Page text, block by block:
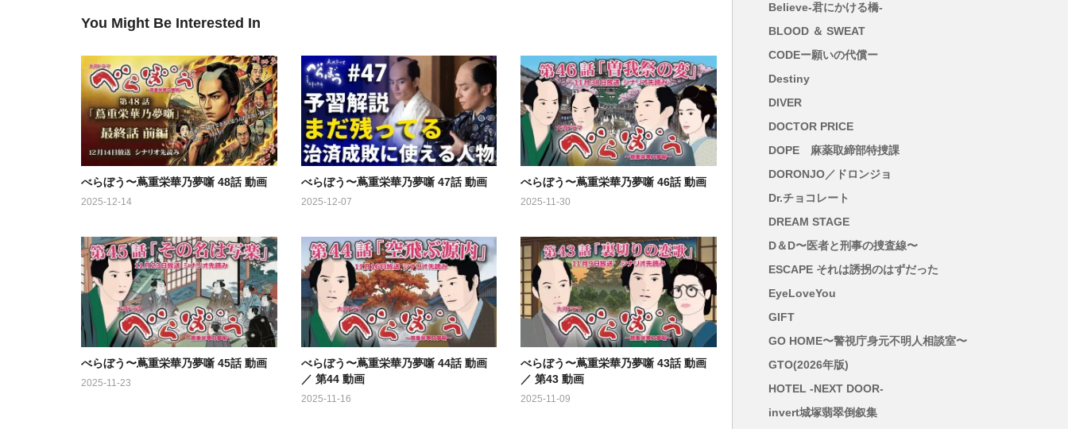
羽健壱，肥後克広，矢野聖人，水沢林太郎，加藤虎ノ介，芹澤興人，【語り】綾瀬はるか，【作】森下佳子，【音楽】ジョン・
https://www.youtube.com/watch?v=TarTtvC0feo&pp=ygUn44G544KJ44G844GG772e6JSm6YeN5qCE6I-
v5LmD5aSi5Zm6772e
You Might Be Interested In
べらぼう〜蔦重栄華乃夢噺 48話 動画
2025-12-14
べらぼう〜蔦重栄華乃夢噺 47話 動画
2025-12-07
べらぼう〜蔦重栄華乃夢噺 46話 動画
2025-11-30
べらぼう〜蔦重栄華乃夢噺 45話 動画
2025-11-23
べらぼう〜蔦重栄華乃夢噺 44話 動画
／ 第44 動画
2025-11-16
べらぼう〜蔦重栄華乃夢噺 43話 動画
／ 第43 動画
2025-11-09
Believe-君にかける橋-
BLOOD ＆ SWEAT
CODEー願いの代償ー
Destiny
DIVER
DOCTOR PRICE
DOPE 麻薬取締部特捜課
DORONJO／ドロンジョ
Dr.チョコレート
DREAM STAGE
D＆D〜医者と刑事の捜査線〜
ESCAPE それは誘拐のはずだった
EyeLoveYou
GIFT
GO HOME〜警視庁身元不明人相談室〜
GTO(2026年版)
HOTEL -NEXT DOOR-
invert城塚翡翠倒叙集